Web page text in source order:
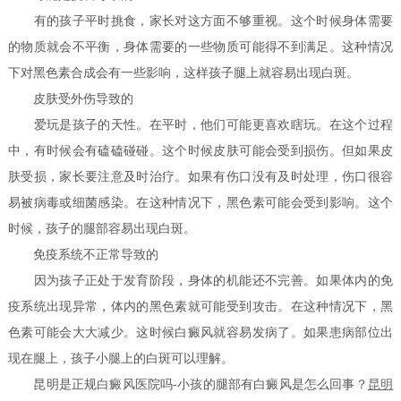
有的孩子平时挑食，家长对这方面不够重视。这个时候身体需要
的物质就会不平衡，身体需要的一些物质可能得不到满足。这种情况
下对黑色素合成会有一些影响，这样孩子腿上就容易出现白斑。
皮肤受外伤导致的
爱玩是孩子的天性。在平时，他们可能更喜欢瞎玩。在这个过程
中，有时候会有磕磕碰碰。这个时候皮肤可能会受到损伤。但如果皮
肤受损，家长要注意及时治疗。如果有伤口没有及时处理，伤口很容
易被病毒或细菌感染。在这种情况下，黑色素可能会受到影响。这个
时候，孩子的腿部容易出现白斑。
免疫系统不正常导致的
因为孩子正处于发育阶段，身体的机能还不完善。如果体内的免
疫系统出现异常，体内的黑色素就可能受到攻击。在这种情况下，黑
色素可能会大大减少。这时候白癜风就容易发病了。如果患病部位出
现在腿上，孩子小腿上的白斑可以理解。
昆明是正规白癜风医院吗-小孩的腿部有白癜风是怎么回事？ 昆明